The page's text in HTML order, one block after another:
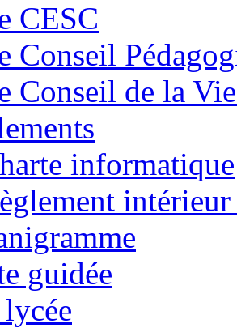
CESC
Conseil
Conseil de la
informatique
guidée